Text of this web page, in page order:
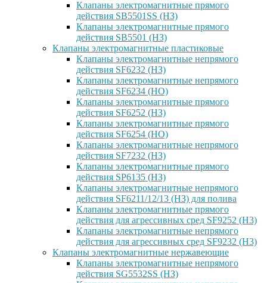
Клапаны электромагнитные прямого
действия SB5501SS (НЗ)
Клапаны электромагнитные прямого
действия SB5501 (НЗ)
Клапаны электромагнитные пластиковые
Клапаны электромагнитные непрямого
действия SF6232 (НЗ)
Клапаны электромагнитные непрямого
действия SF6234 (НО)
Клапаны электромагнитные прямого
действия SF6252 (НЗ)
Клапаны электромагнитные прямого
действия SF6254 (НО)
Клапаны электромагнитные непрямого
действия SF7232 (НЗ)
Клапаны электромагнитные прямого
действия SP6135 (НЗ)
Клапаны электромагнитные непрямого
действия SF6211/12/13 (НЗ) для полива
Клапаны электромагнитные прямого
действия для агрессивных сред SF9252 (H3)
Клапаны электромагнитные непрямого
действия для агрессивных сред SF9232 (H3)
Клапаны электромагнитные нержавеющие
Клапаны электромагнитные непрямого
действия SG5532SS (НЗ)